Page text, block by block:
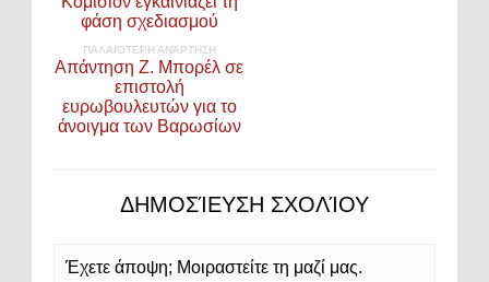
φάση σχεδιασμού
ΠΑΛΑΙΌΤΕΡΗ ΑΝΆΡΤΗΣΗ
Απάντηση Ζ. Μπορέλ σε
επιστολή
ευρωβουλευτών για το
άνοιγμα των Βαρωσίων
ΔΗΜΟΣΊΕΥΣΗ ΣΧΟΛΊΟΥ
Έχετε άποψη; Μοιραστείτε τη μαζί μας.